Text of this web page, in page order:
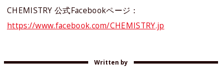
CHEMISTRY 公式Facebookページ：
https://www.facebook.com/CHEMISTRY.jp
Written by